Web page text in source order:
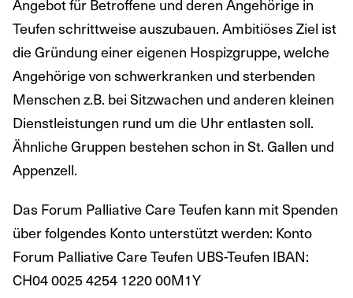
Teufen schrittweise auszubauen. Ambitiöses Ziel ist
die Gründung einer eigenen Hospizgruppe, welche
Angehörige von schwerkranken und sterbenden
Menschen z.B. bei Sitzwachen und anderen kleinen
Dienstleistungen rund um die Uhr entlasten soll.
Ähnliche Gruppen bestehen schon in St. Gallen und
Appenzell.
Das Forum Palliative Care Teufen kann mit Spenden
über folgendes Konto unterstützt werden: Konto
Forum Palliative Care Teufen UBS-Teufen IBAN:
CH04 0025 4254 1220 00M1Y